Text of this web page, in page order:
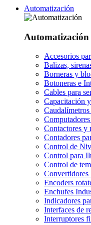
Automatización
Automatización
Accesorios
Balizas,
Borneras y
Botoneras e
Cables para
Capacitación
Caudalímetros
Contactores y
Contadores
Control de
Control para
Control de
Convertidores
Encoders
Enchufes
Indicadores
Interfaces de
Interruptores